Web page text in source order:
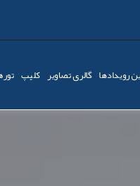
رویدادها گالری تصاویر کليپ